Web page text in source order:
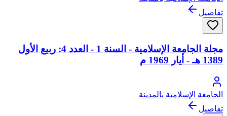
تفاصيل
مجلة الجامعة الإسلامية - السنة 1 - العدد 4: ربيع الأول
1389 هـ - أيار 1969 م
الجامعة الإسلامية بالمدينة
تفاصيل